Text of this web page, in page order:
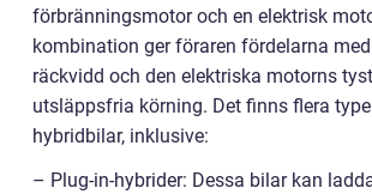
förbränningsmotor och en elektrisk
kombination ger föraren fördelarna
räckvidd och den elektriska motorns
utsläppsfria körning. Det finns flera
hybridbilar, inklusive:
– Plug-in-hybrider: Dessa bilar kan